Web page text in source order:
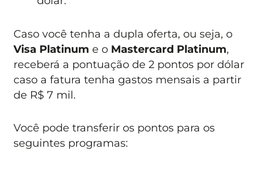
Caso você tenha a dupla oferta, ou seja, o
Visa Platinum e o Mastercard Platinum,
receberá a pontuação de 2 pontos por dólar
caso a fatura tenha gastos mensais a partir
de R$ 7 mil.
Você pode transferir os pontos para os
seguintes programas: